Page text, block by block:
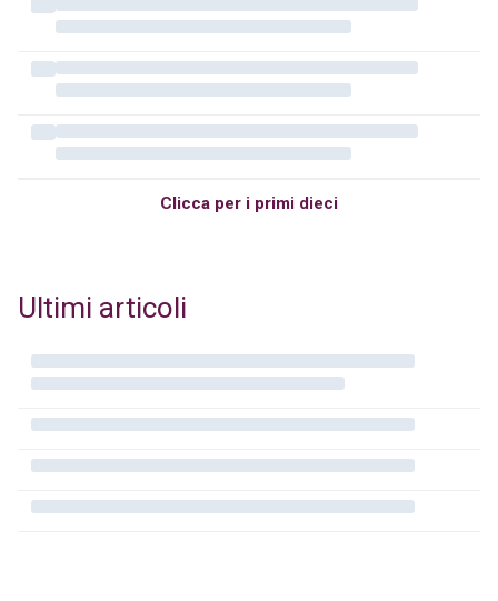
Clicca per i primi dieci
Ultimi articoli